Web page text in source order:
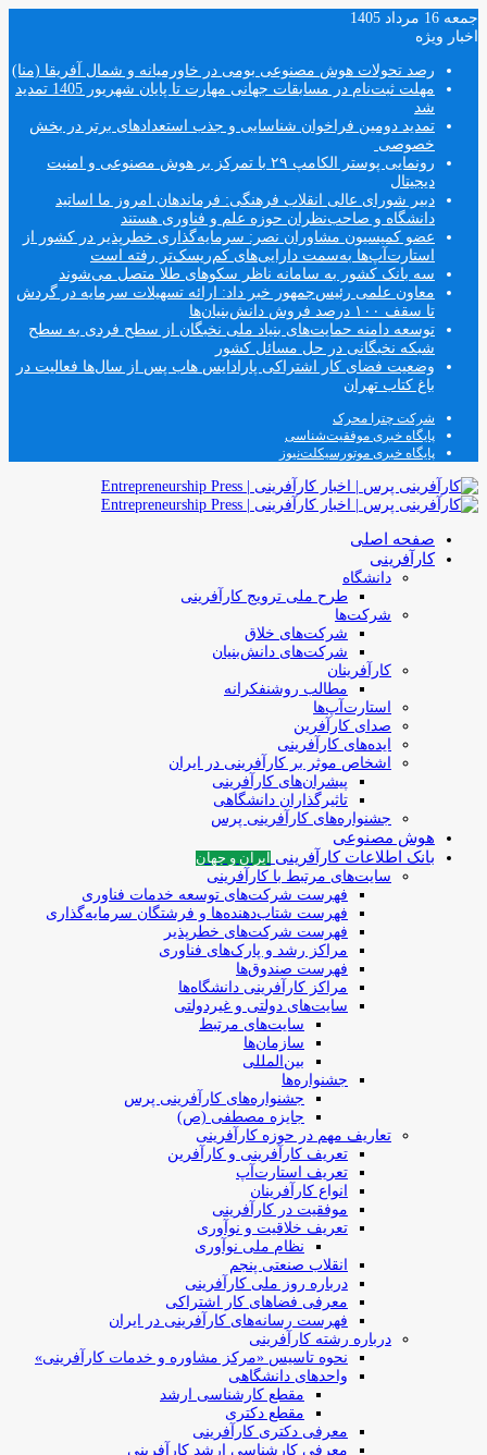
جمعه 16 مرداد 1405
اخبار ویژه
رصد تحولات هوش مصنوعی بومی در خاورمیانه و شمال آفریقا (منا)
مهلت ثبت‌نام در مسابقات جهانی مهارت تا پایان شهریور 1405 تمدید
شد
تمدید دومین فراخوان شناسایی و جذب استعدادهای برتر در بخش
خصوصی
رونمایی پوستر الکامپ ۲۹ با تمرکز بر هوش مصنوعی و امنیت
دیجیتال
دبیر شورای عالی انقلاب فرهنگی: فرماندهان امروز ما اساتید
دانشگاه و صاحب‌نظران حوزه علم و فناوری هستند
عضو کمیسیون مشاوران نصر: سرمایه‌گذاری خطرپذیر در کشور از
استارت‌آپ‌ها به‌سمت دارایی‌های کم‌ریسک‌تر رفته است
سه بانک کشور به سامانه ناظر سکوهای طلا متصل می‌شوند
معاون علمی رئیس‌جمهور خبر داد: ارائه تسهیلات سرمایه در گردش
تا سقف ۱۰۰ درصد فروش دانش‌بنیان‌ها
توسعه دامنه حمایت‌های بنیاد ملی نخبگان از سطح فردی به سطح
شبکه نخبگانی در حل مسائل کشور
وضعیت فضای کار اشتراکی پارادایس هاب پس از سال‌ها فعالیت در
باغ کتاب تهران
شرکت چترا محرک
پایگاه خبری موفقیت‌شناسی
پایگاه خبری موتورسیکلت‌نیوز
صفحه اصلی
کارآفرینی
دانشگاه
طرح ملی ترویج کارآفرینی
شرکت‌ها
شرکت‌های خلاق
شرکت‌های دانش‌بنیان
کارآفرینان
مطالب روشنفکرانه
استارت‌آپ‌ها
صدای کارآفرین
ایده‌های کارآفرینی
اشخاص موثر بر کارآفرینی در ایران
پیشران‌های کارآفرینی
تاثیرگذاران دانشگاهی
جشنواره‌های کارآفرینی‌ پرس
هوش مصنوعی
بانک اطلاعات کارآفرینی
ایران و جهان
سایت‌های مرتبط با کارآفرینی
فهرست شرکت‌های‌‌ توسعه‌ خدمات فناوری
فهرست شتاب‌دهنده‌ها‌ و فرشتگان‌ سرمایه‌گذاری
فهرست شرکت‌های خطرپذیر
مراکز رشد و پارک‌های فناوری
فهرست صندوق‌ها
مراکز کارآفرینی دانشگاه‌ها
سایت‌های دولتی و غیردولتی
سایت‌های مرتبط
سازمان‌ها
بین‌المللی
جشنواره‌ها
جشنواره‌های کارآفرینی‌ پرس
جایزه مصطفی (ص)
تعاریف مهم در حوزه کارآفرینی
تعریف کارآفرینی و کارآفرین
تعریف استارت‌آپ
انواع کارآفرینان
موفقیت در کارآفرینی
تعریف خلاقیت و نوآوری
نظام ملی نوآوری
انقلاب صنعتی پنجم
درباره روز ملی کارآفرینی
معرفی فضاهای کار اشتراکی
فهرست رسانه‌های کارآفرینی در ایران
درباره رشته کارآفرینی
نحوه تاسیس «مرکز مشاوره و خدمات کارآفرینی»
واحدهای دانشگاهی
مقطع کارشناسی ارشد
مقطع دکتری
معرفی دکتری کارآفرینی
معرفی کارشناسی ارشد کارآفرینی